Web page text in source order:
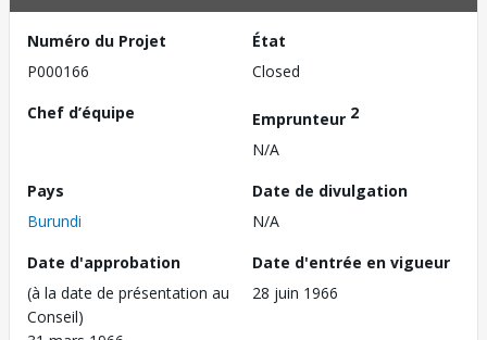
Numéro du Projet
P000166
État
Closed
Chef d’équipe
Emprunteur 2
N/A
Pays
Burundi
Date de divulgation
N/A
Date d'approbation
(à la date de présentation au
Conseil)
Date d'entrée en vigueur
28 juin 1966